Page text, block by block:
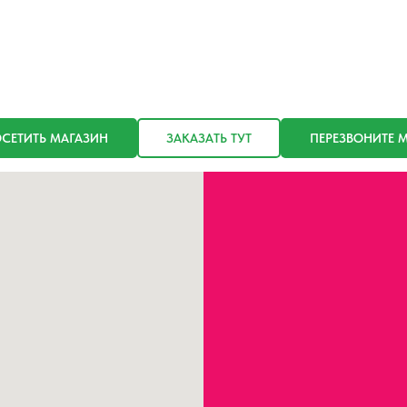
МАГАЗИН ЗАКАЗАТЬ ТУТ ПЕРЕЗВОНИТЕ